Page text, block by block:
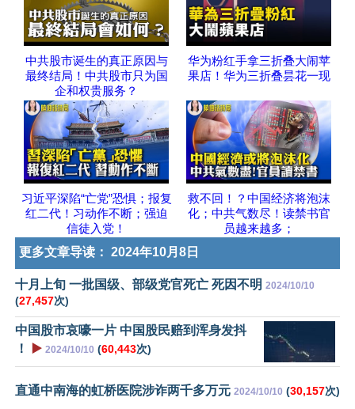
中共股市诞生的真正原因与
最终结局！中共股市只为国
企和权贵服务？
华为粉红手拿三折叠大闹苹
果店！华为三折叠昙花一现
习近平深陷“亡党”恐惧；报复
红二代！习动作不断；强迫
信徒入党！
救不回！？中国经济将泡沫
化；中共气数尽！读禁书官
员越来越多；
更多文章导读： 2024年10月8日
十月上旬 一批国级、部级党官死亡 死因不明 2024/10/10
(27,457次)
中国股市哀嚎一片 中国股民赔到浑身发抖
！
▶️ 2024/10/10 (60,443次)
直通中南海的虹桥医院涉诈两千多万元 2024/10/10 (30,157次)